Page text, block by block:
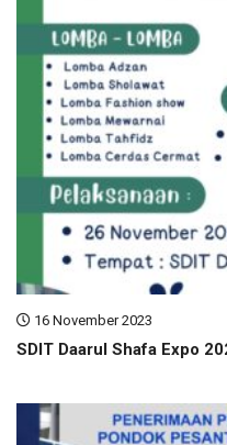
16 November 2023
SDIT Daarul Shafa Expo